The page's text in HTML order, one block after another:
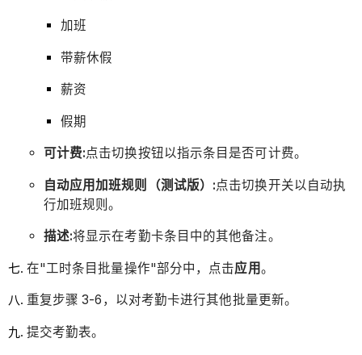
加班
带薪休假
薪资
假期
可计费:点击切换按钮以指示条目是否可计费。
自动应用加班规则（测试版）:点击切换开关以自动执
行加班规则。
描述:将显示在考勤卡条目中的其他备注。
在"工时条目批量操作"部分中，点击应用。
重复步骤 3-6，以对考勤卡进行其他批量更新。
提交考勤表。